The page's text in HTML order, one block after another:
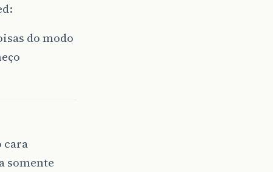
do modo
cara
somente